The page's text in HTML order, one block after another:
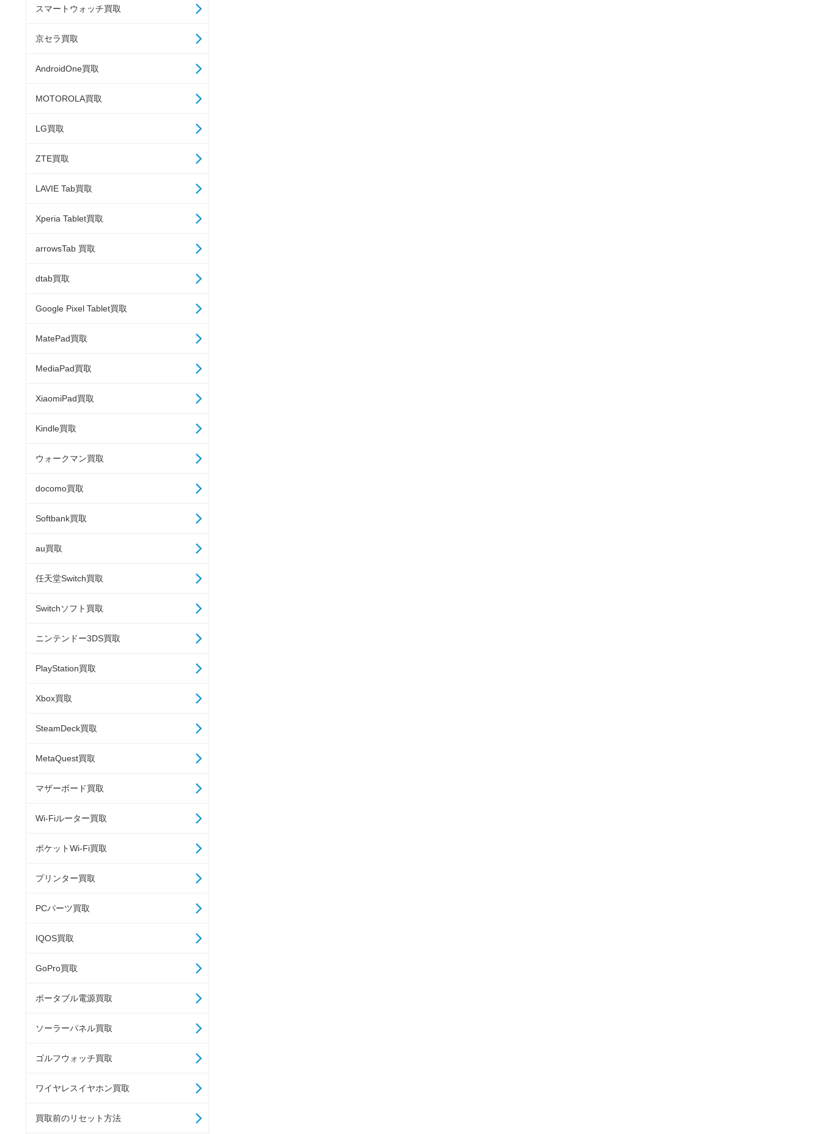
スマートウォッチ買取
京セラ買取
AndroidOne買取
MOTOROLA買取
LG買取
ZTE買取
LAVIE Tab買取
Xperia Tablet買取
arrowsTab 買取
dtab買取
Google Pixel Tablet買取
MatePad買取
MediaPad買取
XiaomiPad買取
Kindle買取
ウォークマン買取
docomo買取
Softbank買取
au買取
任天堂Switch買取
Switchソフト買取
ニンテンドー3DS買取
PlayStation買取
Xbox買取
SteamDeck買取
MetaQuest買取
マザーボード買取
Wi-Fiルーター買取
ポケットWi-Fi買取
プリンター買取
PCパーツ買取
IQOS買取
GoPro買取
ポータブル電源買取
ソーラーパネル買取
ゴルフウォッチ買取
ワイヤレスイヤホン買取
買取前のリセット方法